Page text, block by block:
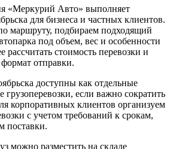
«Меркурий Авто» выполняет
для бизнеса и частных клиентов.
маршруту, подбираем подходящий
под объем, вес и особенности
рассчитать стоимость перевозки и
отправки.
доступны как отдельные
если важно сократить
корпоративных клиентов организуем
с учетом требований к срокам,
поставки.
можно разместить на складе